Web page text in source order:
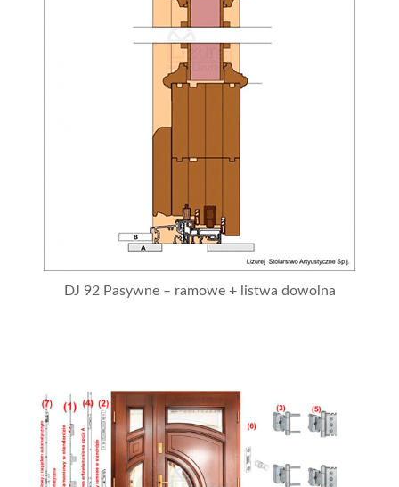
DJ 92 Pasywne – ramowe + listwa dowolna